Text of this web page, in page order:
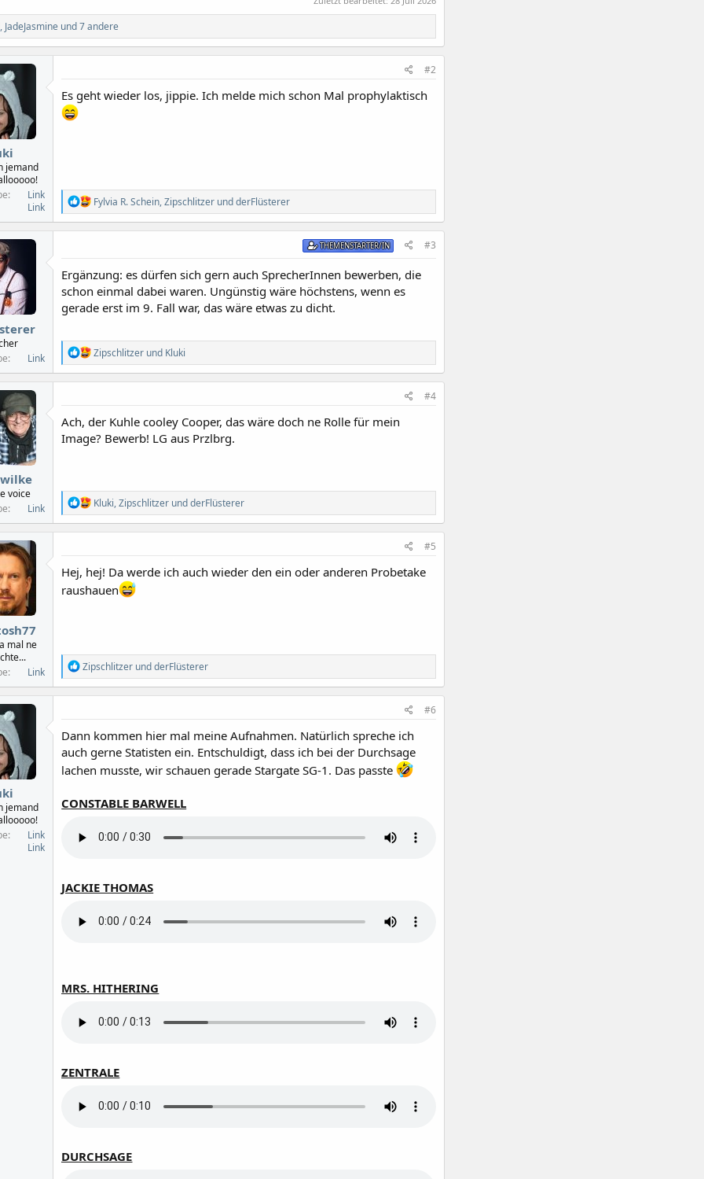
, JadeJasmine und 7 andere
jemand
Link
Link
#2
Es geht wieder los, jippie. Ich melde mich schon Mal prophylaktisch
R
e
a
o
n
n
Fylvia R. Schein,Zipschlitzer undderFlüsterer
Link
THEMENSTARTER/IN #3
Ergänzung: es dürfen sich gern auch SprecherInnen bewerben, die
schon einmal dabei waren. Ungünstig wäre höchstens, wenn es
gerade erst im 9. Fall war, das wäre etwas zu dicht.
R
e
a
o
n
Zipschlitzer und Kluki
voice
Link
#4
Ach, der Kuhle cooley Cooper, das wäre doch ne Rolle für mein
Image? Bewerb! LG aus Przlbrg.
R
e
a
o
n
Kluki,Zipschlitzer undderFlüsterer
mal ne
Link
#5
Hej, hej! Da werde ich auch wieder den ein oder anderen Probetake
raushauen
R
e
a
o
n
e
n
Zipschlitzer undderFlüsterer
jemand
Link
Link
#6
Dann kommen hier mal meine Aufnahmen. Natürlich spreche ich
auch gerne Statisten ein. Entschuldigt, dass ich bei der Durchsage
lachen musste, wir schauen gerade Stargate SG-1. Das passte
CONSTABLE BARWELL
JACKIE THOMAS
MRS. HITHERING
ZENTRALE
DURCHSAGE